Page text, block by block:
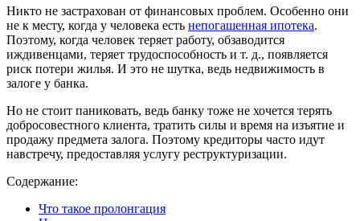
Никто не застрахован от финансовых проблем. Особенно они
не к месту, когда у человека есть непогашенная ипотека.
Поэтому, когда человек теряет работу, обзаводится
иждивенцами, теряет трудоспособность и т. д., появляется
риск потери жилья. И это не шутка, ведь недвижимость в
залоге у банка.
Но не стоит паниковать, ведь банку тоже не хочется терять
добросовестного клиента, тратить силы и время на изъятие и
продажу предмета залога. Поэтому кредиторы часто идут
навстречу, предоставляя услугу реструктуризации.
Содержание:
Что такое пролонгация